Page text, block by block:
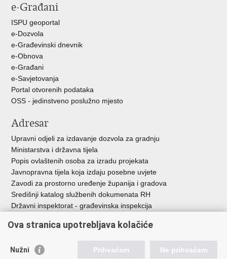
FacebookuTwitteru
e-Građani
ISPU geoportal
e-Dozvola
e-Građevinski dnevnik
e-Obnova
e-Građani
e-Savjetovanja
Portal otvorenih podataka
OSS - jedinstveno poslužno mjesto
Adresar
Upravni odjeli za izdavanje dozvola za gradnju
Ministarstva i državna tijela
Popis ovlaštenih osoba za izradu projekata
Javnopravna tijela koja izdaju posebne uvjete
Zavodi za prostorno uređenje županija i gradova
Središnji katalog službenih dokumenata RH
Državni inspektorat - građevinska inspekcija
Vlada Republike Hrvatske
Ova stranica upotrebljava kolačiće
Nužni Prihvaćam Ne prihvaćam